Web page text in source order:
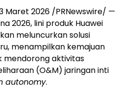
3 Maret 2026 /PRNewswire/ —
2026, lini produk Huawei
meluncurkan solusi
menampilkan kemajuan
mendorong aktivitas
(O&M) jaringan inti
autonomy.